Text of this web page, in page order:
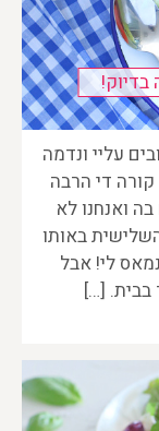
בדיוק!
עליי ונדמה
קורה די הרבה
ואנחנו לא
באותו
לי! אבל
בבית. […]